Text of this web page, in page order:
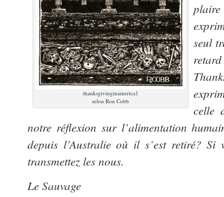
thanksgivinginamerica1
selon Ron Cobb
plaire
seul
celle
notre réflexion sur l’alimentation
depuis l’Australie où il s’est retiré? Si
transmettez les nous.
Le Sauvage